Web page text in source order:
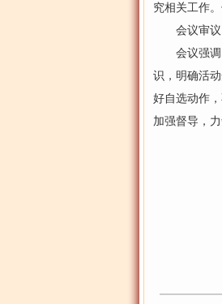
究相关工作
会议审议了
会议强调，
识，明确活
好自选动作
加强督导，